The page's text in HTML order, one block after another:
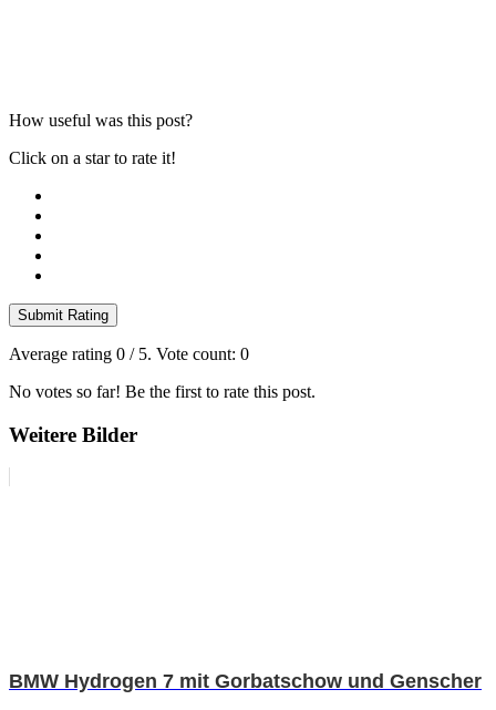
How useful was this post?
Click on a star to rate it!
Submit Rating
Average rating 0 / 5. Vote count: 0
No votes so far! Be the first to rate this post.
Weitere Bilder
BMW Hydrogen 7 mit Gorbatschow und Genscher